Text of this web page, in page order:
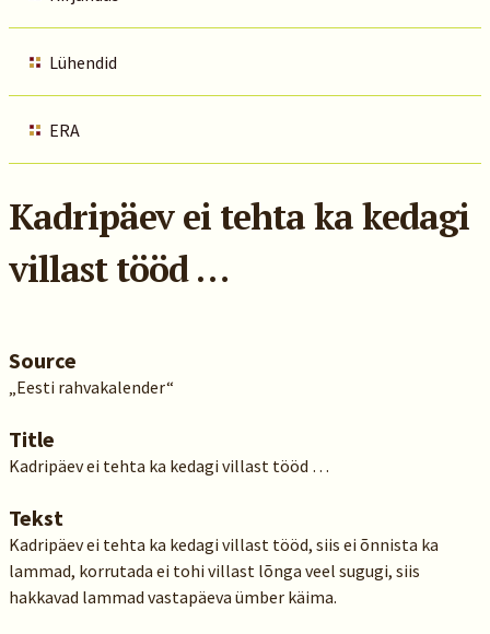
Lühendid
ERA
Kadripäev ei tehta ka kedagi
villast tööd …
Source
„Eesti rahvakalender“
Title
Kadripäev ei tehta ka kedagi villast tööd …
Tekst
Kadripäev ei tehta ka kedagi villast tööd, siis ei õnnista ka
lammad, korrutada ei tohi villast lõnga veel sugugi, siis
hakkavad lammad vastapäeva ümber käima.